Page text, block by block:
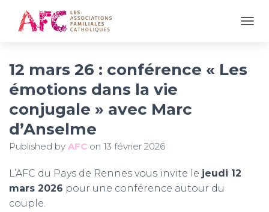
12 mars 26 : conférence « Les
émotions dans la vie
conjugale » avec Marc
d’Anselme
Published by AFC on 13 février 2026
L’AFC du Pays de Rennes vous invite le jeudi 12
mars 2026 pour une conférence autour du
couple.